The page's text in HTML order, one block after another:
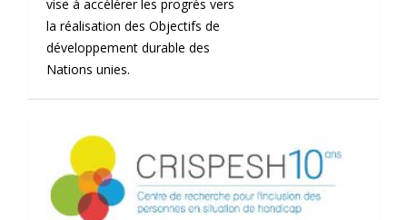
vise à accélérer les progrès vers
la réalisation des Objectifs de
développement durable des
Nations unies.